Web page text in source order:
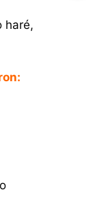
haré,